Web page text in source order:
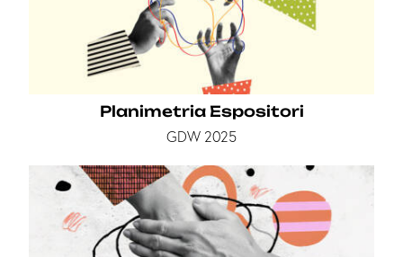
Planimetria Espositori
GDW 2025